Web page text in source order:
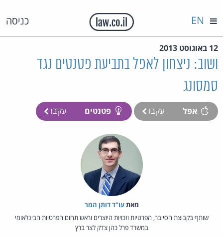
כניסה EN
12 באוגוסט 2013
ושוב: ניצחון לאפל בתביעת פטנטים נגד
סמסונג
אפל עקבו פטנטים עקבו
מאת‏עו"ד דותן המר
שותף בקבוצת הסייבר, הפרטיות וזכויות היוצרים וראש תחום הפרטיות הבינלאומי
במשרד פרל כהן צדק לצר ברץ